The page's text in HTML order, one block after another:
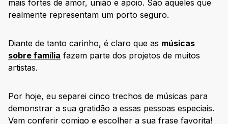
mais fortes de amor, união e apoio. São aqueles que
realmente representam um porto seguro.
Diante de tanto carinho, é claro que as músicas
sobre família fazem parte dos projetos de muitos
artistas.
Por hoje, eu separei cinco trechos de músicas para
demonstrar a sua gratidão a essas pessoas especiais.
Vem conferir comigo e escolher a sua frase favorita!